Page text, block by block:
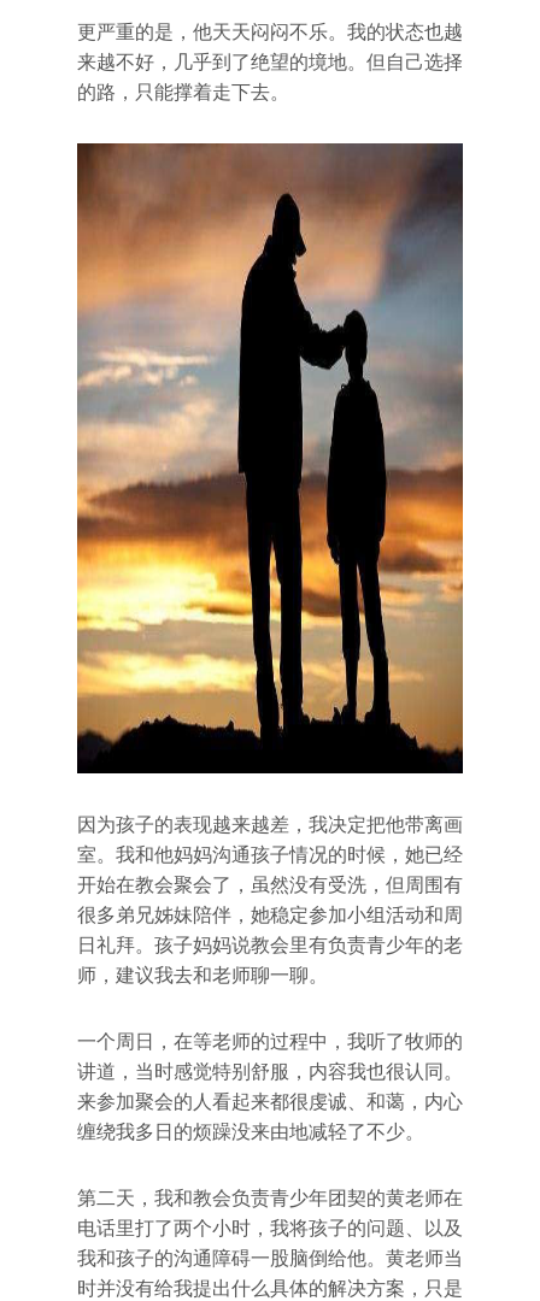
更严重的是，他天天闷闷不乐。我的状态也越
来越不好，几乎到了绝望的境地。但自己选择
的路，只能撑着走下去。
因为孩子的表现越来越差，我决定把他带离画
室。我和他妈妈沟通孩子情况的时候，她已经
开始在教会聚会了，虽然没有受洗，但周围有
很多弟兄姊妹陪伴，她稳定参加小组活动和周
日礼拜。孩子妈妈说教会里有负责青少年的老
师，建议我去和老师聊一聊。
一个周日，在等老师的过程中，我听了牧师的
讲道，当时感觉特别舒服，内容我也很认同。
来参加聚会的人看起来都很虔诚、和蔼，内心
缠绕我多日的烦躁没来由地减轻了不少。
第二天，我和教会负责青少年团契的黄老师在
电话里打了两个小时，我将孩子的问题、以及
我和孩子的沟通障碍一股脑倒给他。黄老师当
时并没有给我提出什么具体的解决方案，只是